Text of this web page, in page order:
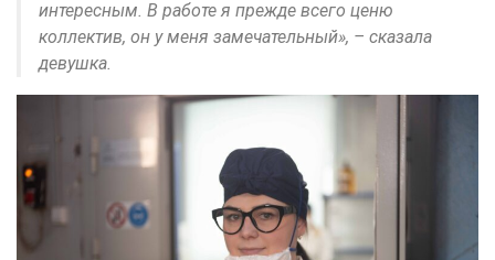
интересным. В работе я прежде всего ценю
коллектив, он у меня замечательный», – сказала
девушка.